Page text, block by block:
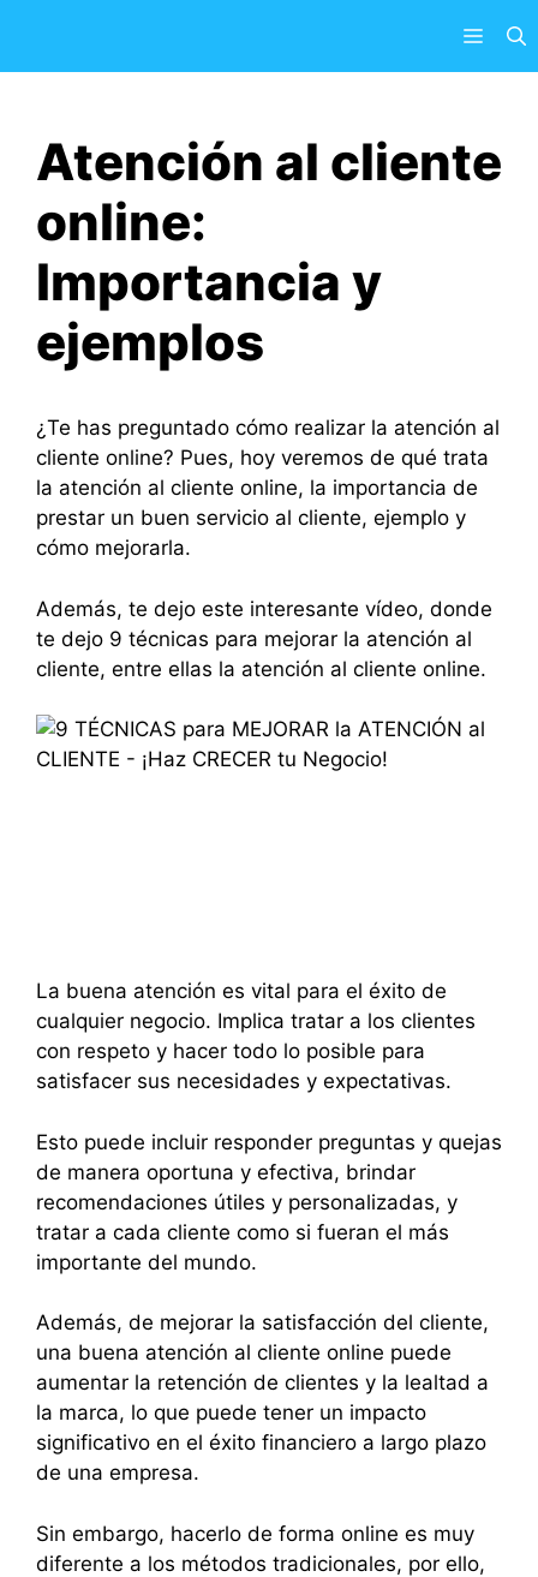
contenido
Menú
Atención al cliente
online:
Importancia y
ejemplos
¿Te has preguntado cómo realizar la atención al
cliente online? Pues, hoy veremos de qué trata
la atención al cliente online, la importancia de
prestar un buen servicio al cliente, ejemplo y
cómo mejorarla.
Además, te dejo este interesante vídeo, donde
te dejo 9 técnicas para mejorar la atención al
cliente, entre ellas la atención al cliente online.
La buena atención es vital para el éxito de
cualquier negocio. Implica tratar a los clientes
con respeto y hacer todo lo posible para
satisfacer sus necesidades y expectativas.
Esto puede incluir responder preguntas y quejas
de manera oportuna y efectiva, brindar
recomendaciones útiles y personalizadas, y
tratar a cada cliente como si fueran el más
importante del mundo.
Además, de mejorar la satisfacción del cliente,
una buena atención al cliente online puede
aumentar la retención de clientes y la lealtad a
la marca, lo que puede tener un impacto
significativo en el éxito financiero a largo plazo
de una empresa.
Sin embargo, hacerlo de forma online es muy
diferente a los métodos tradicionales, por ello,